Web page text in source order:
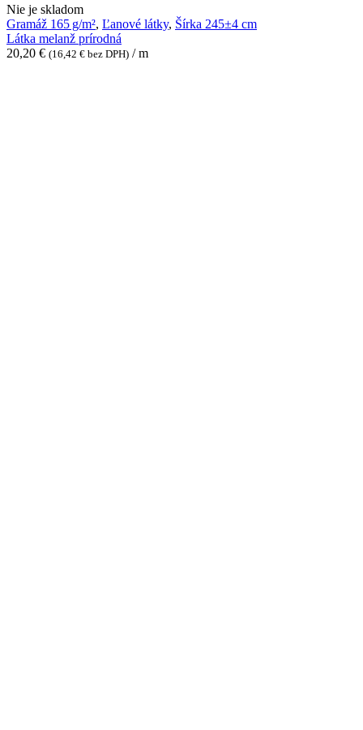
Látka
melanž
prírodná
Nie je skladom
Gramáž 165 g/m², Ľanové látky, Šírka 245±4 cm
Látka melanž prírodná
20,20 € (16,42 € bez DPH) / m